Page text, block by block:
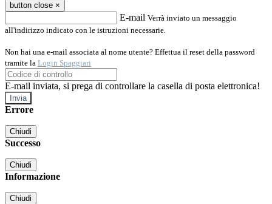
button close ×
E-mail Verrà inviato un messaggio
all'indirizzo indicato con le istruzioni necessarie.
Non hai una e-mail associata al nome utente? Effettua il reset della password
tramite la Login Spaggiari
E-mail inviata, si prega di controllare la casella di posta elettronica!
Errore
Chiudi
Successo
Chiudi
Informazione
Chiudi